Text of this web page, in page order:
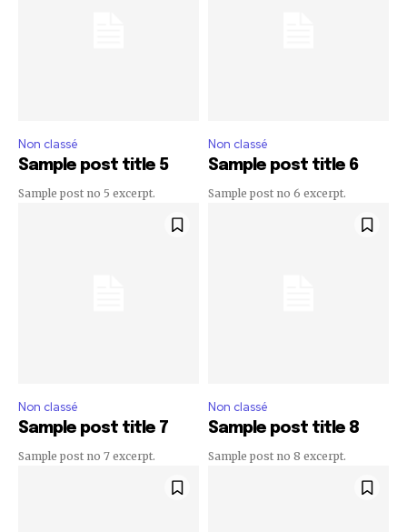
Non classé
Sample post title 5
Sample post no 5 excerpt.
Non classé
Sample post title 6
Sample post no 6 excerpt.
Non classé
Sample post title 7
Sample post no 7 excerpt.
Non classé
Sample post title 8
Sample post no 8 excerpt.